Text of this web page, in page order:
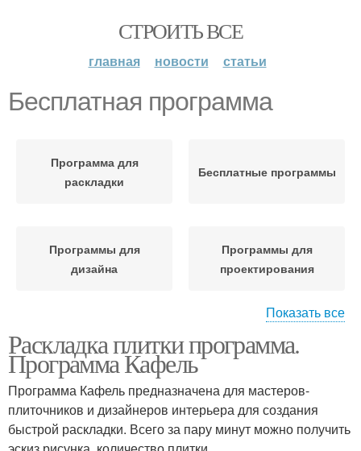
СТРОИТЬ ВСЕ
главная новости статьи
Бесплатная программа
Программа для
раскладки
Бесплатные программы
Программы для
дизайна
Программы для
проектирования
Программа для плитки Программы для расчета
Программа по
раскладке
Условно-бесплатные
Показать все
Раскладка плитки программа.
Программа Кафель
Программа Кафель предназначена для мастеров-
плиточников и дизайнеров интерьера для создания
быстрой раскладки. Всего за пару минут можно получить